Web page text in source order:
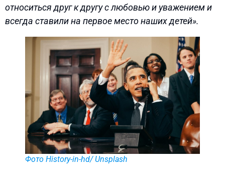
относиться друг к другу с любовью и уважением и
всегда ставили на первое место наших детей».
Фото History-in-hd/ Unsplash